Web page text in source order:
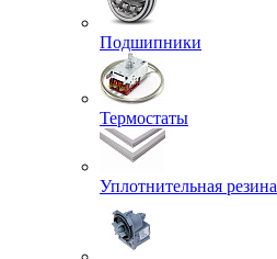
Подшипники
Термостаты
Уплотнительная резина